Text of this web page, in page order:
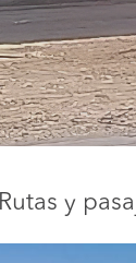
Rutas y